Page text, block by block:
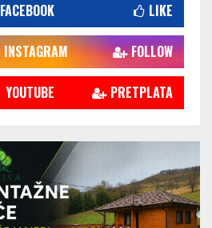
FACEBOOK LIKE
INSTAGRAM FOLLOW
YOUTUBE PRETPLATA